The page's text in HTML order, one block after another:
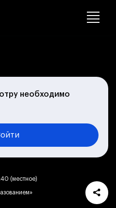
необходимо
(местное)